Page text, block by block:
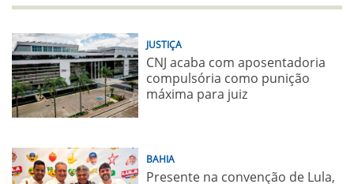
JUSTIÇA
CNJ acaba com aposentadoria
compulsória como punição
máxima para juiz
BAHIA
Presente na convenção de Lula,